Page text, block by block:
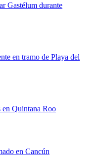
Gastélum durante
en tramo de Playa del
en Quintana Roo
en Cancún